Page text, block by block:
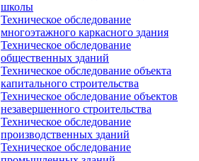
школы
Техническое обследование
многоэтажного каркасного здания
Техническое обследование
общественных зданий
Техническое обследование объекта
капитального строительства
Техническое обследование объектов
незавершенного строительства
Техническое обследование
производственных зданий
Техническое обследование